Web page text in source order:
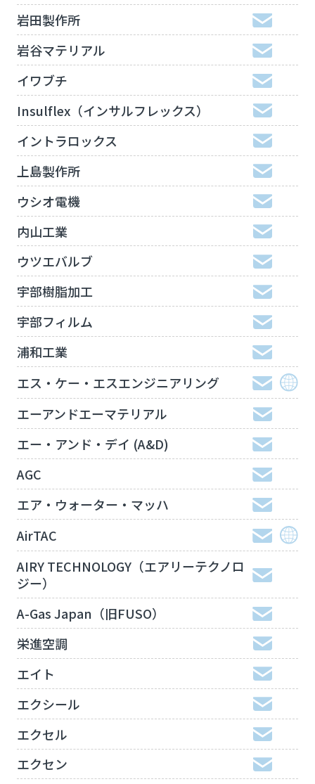
岩田製作所
岩谷マテリアル
イワブチ
Insulflex（インサルフレックス）
イントラロックス
上島製作所
ウシオ電機
内山工業
ウツエバルブ
宇部樹脂加工
宇部フィルム
浦和工業
エス・ケー・エスエンジニアリング
エーアンドエーマテリアル
エー・アンド・デイ (A&D)
AGC
エア・ウォーター・マッハ
AirTAC
AIRY TECHNOLOGY（エアリーテクノロ
ジー）
A-Gas Japan（旧FUSO）
栄進空調
エイト
エクシール
エクセル
エクセン